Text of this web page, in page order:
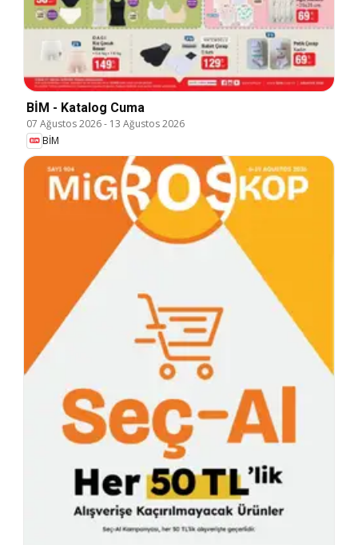
BİM - Katalog Cuma
07 Ağustos 2026- 13 Ağustos 2026
BİM